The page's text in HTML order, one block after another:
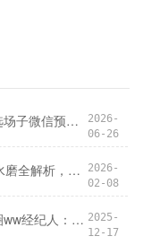
上海海选场子微信预约上海高端品茶网站资源_65
2026-
06-26
上海98水磨全解析，你想知道的都在这！
2026-
02-08
上海大圈ww经纪人：牵线搭桥的神秘角色 2025-
12-17